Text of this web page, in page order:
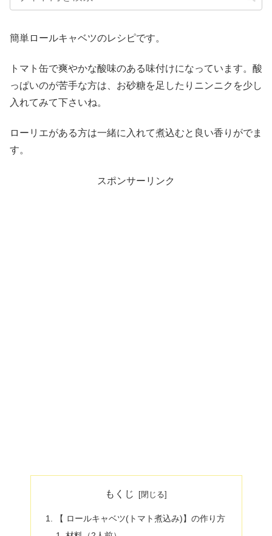
簡単ロールキャベツのレシピです。
トマト缶で爽やかな酸味のある味付けになっています。酸
っぱいのが苦手な方は、お砂糖を足したりニンニクを少し
入れてみて下さいね。
ローリエがある方は一緒に入れて煮込むと良い香りがでま
す。
スポンサーリンク
もくじ
【 ロールキャベツ(トマト煮込み)】の作り方